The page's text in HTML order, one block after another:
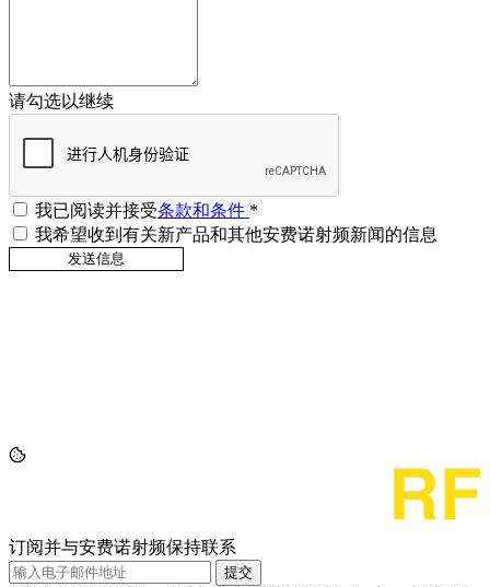
请勾选以继续
我已阅读并接受条款和条件 *
我希望收到有关新产品和其他安费诺射频新闻的信息
订阅并与安费诺射频保持联系
提交